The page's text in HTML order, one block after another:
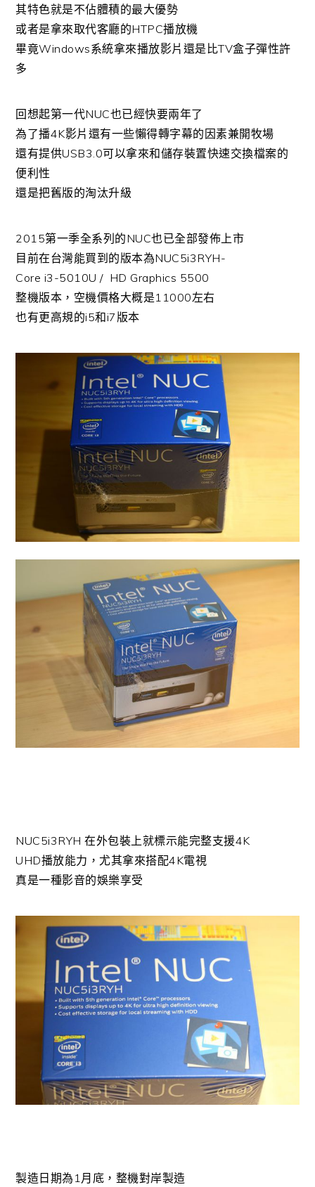
其特色就是不佔體積的最大優勢
或者是拿來取代客廳的HTPC播放機
畢竟Windows系統拿來播放影片還是比TV盒子彈性許
多
回想起第一代NUC也已經快要兩年了
為了播4K影片還有一些懶得轉字幕的因素兼開牧場
還有提供USB3.0可以拿來和儲存裝置快速交換檔案的
便利性
還是把舊版的淘汰升級
2015第一季全系列的NUC也已全部發佈上市
目前在台灣能買到的版本為NUC5i3RYH-
Core i3-5010U / HD Graphics 5500
整機版本，空機價格大概是11000左右
也有更高規的i5和i7版本
NUC5i3RYH 在外包裝上就標示能完整支援4K
UHD播放能力，尤其拿來搭配4K電視
真是一種影音的娛樂享受
製造日期為1月底，整機對岸製造